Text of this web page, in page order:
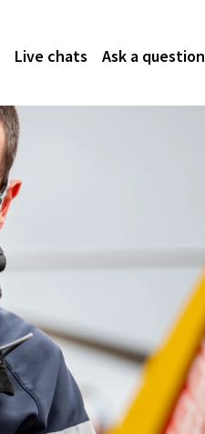
Live chats Ask a question